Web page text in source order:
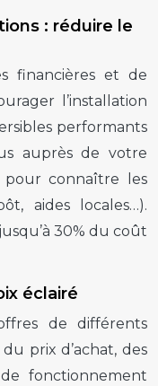
: réduire le
financières et de
l’installation
performants
auprès de votre
connaître les
aides locales…).
30% du coût
éclairé
de différents
prix d’achat, des
fonctionnement